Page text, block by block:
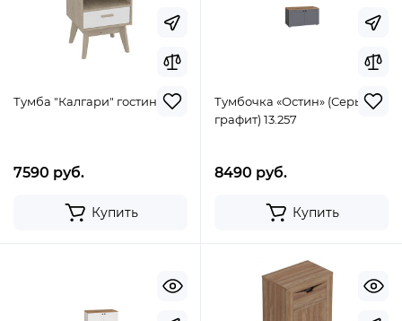
Тумба "Калгари" гостиная
7590 руб.
Купить
Тумбочка «Остин» (Серый
графит) 13.257
8490 руб.
Купить